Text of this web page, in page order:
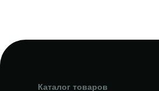
Каталог товаров